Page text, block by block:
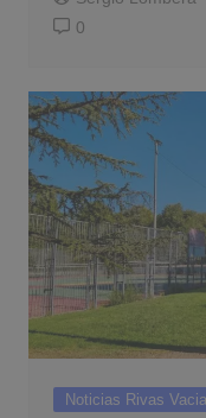
0
Noticias Rivas